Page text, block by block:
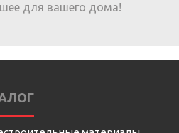
для вашего дома!